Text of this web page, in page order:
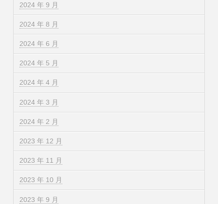
2024 年 9 月
2024 年 8 月
2024 年 6 月
2024 年 5 月
2024 年 4 月
2024 年 3 月
2024 年 2 月
2023 年 12 月
2023 年 11 月
2023 年 10 月
2023 年 9 月